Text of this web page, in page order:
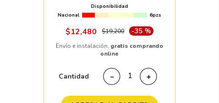
Disponibilidad
Nacional
6pzs
$12,480 $19,200 -35 %
Envío e instalación, gratis comprando
online
Cantidad ＋
－